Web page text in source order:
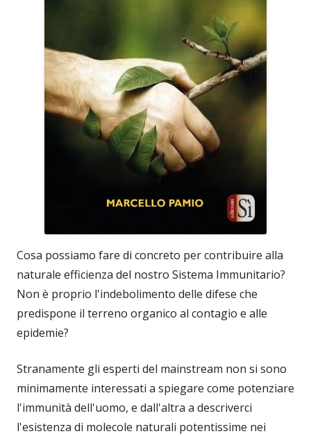
Cosa possiamo fare di concreto per contribuire alla
naturale efficienza del nostro Sistema Immunitario?
Non è proprio l'indebolimento delle difese che
predispone il terreno organico al contagio e alle
epidemie?
Stranamente gli esperti del mainstream non si sono
minimamente interessati a spiegare come potenziare
l'immunità dell'uomo, e dall'altra a descriverci
l'esistenza di molecole naturali potentissime nei